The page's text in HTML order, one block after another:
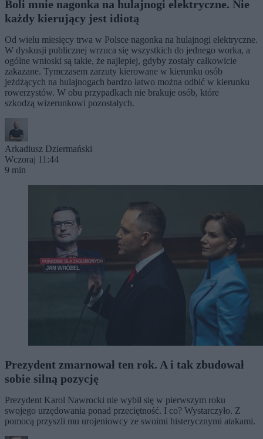
Boli mnie nagonka na hulajnogi elektryczne. Nie
każdy kierujący jest idiotą
Od wielu miesięcy trwa w Polsce nagonka na hulajnogi elektryczne.
W dyskusji publicznej wrzuca się wszystkich do jednego worka, a
ogólne wnioski są takie, że najlepiej, gdyby zostały całkowicie
zakazane. Tymczasem zarzuty kierowane w kierunku osób
jeżdżących na hulajnogach bardzo łatwo można odbić w kierunku
rowerzystów. W obu przypadkach nie brakuje osób, które
szkodzą wizerunkowi pozostałych.
Arkadiusz Dziermański
Wczoraj 11:44
9 min
Prezydent zmarnował ten rok. A i tak zbudował
sobie silną pozycję
Prezydent Karol Nawrocki nie wybił się w pierwszym roku
swojego urzędowania ponad przeciętność. I co? Wystarczyło. Z
pomocą przyszli mu urojeniowcy ze swoimi histerycznymi atakami.